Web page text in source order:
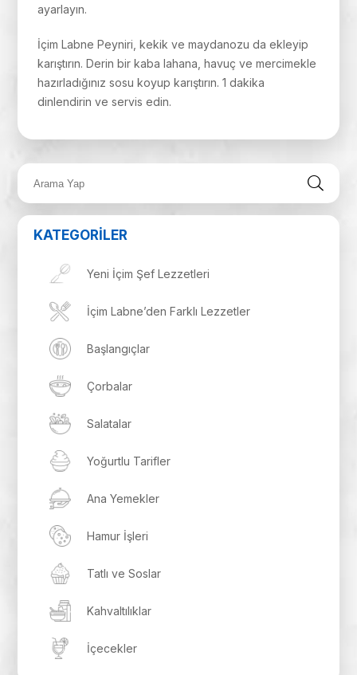
ayarlayın.
İçim Labne Peyniri, kekik ve maydanozu da ekleyip
karıştırın. Derin bir kaba lahana, havuç ve mercimekle
hazırladığınız sosu koyup karıştırın. 1 dakika
dinlendirin ve servis edin.
KATEGORİLER
Yeni İçim Şef Lezzetleri
İçim Labne’den Farklı Lezzetler
Başlangıçlar
Çorbalar
Salatalar
Yoğurtlu Tarifler
Ana Yemekler
Hamur İşleri
Tatlı ve Soslar
Kahvaltılıklar
İçecekler